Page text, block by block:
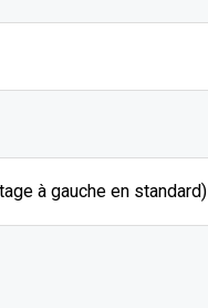
à gauche en standard)